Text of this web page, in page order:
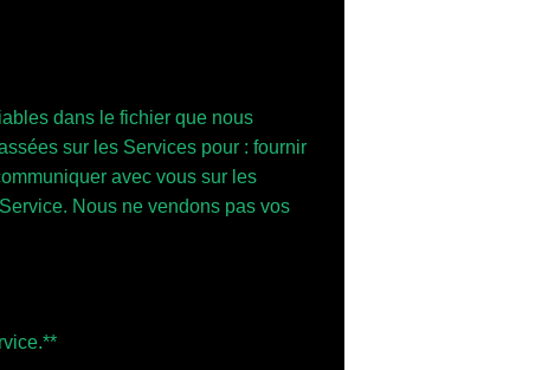
dans le fichier que nous
sur les Services pour : fournir
avec vous sur les
Nous ne vendons pas vos